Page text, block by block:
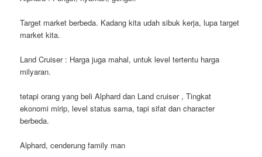
Target market berbeda. Kadang kita udah sibuk kerja, lupa target
market kita.
Land Cruiser : Harga juga mahal, untuk level tertentu harga
milyaran.
tetapi orang yang beli Alphard dan Land cruiser , Tingkat
ekonomi mirip, level status sama, tapi sifat dan character
berbeda.
Alphard, cenderung family man